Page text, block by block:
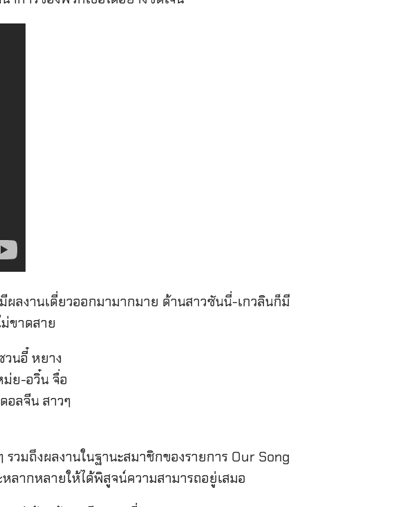
ผลงานเดี่ยวออกมามากมาย ด้านสาวซันนี่-เกวลินก็มี
ขาดสาย
วมถึงผลงานในฐานะสมาชิกของรายการ Our Song
ลากหลายให้ได้พิสูจน์ความสามารถอยู่เสมอ